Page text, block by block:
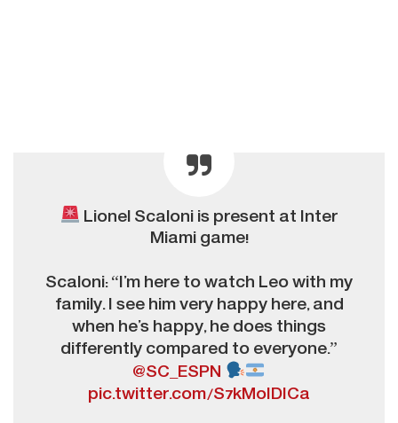
Lionel Scaloni is present at Inter
Miami game!
Scaloni: “I’m here to watch Leo with my
family. I see him very happy here, and
when he’s happy, he does things
differently compared to everyone.”
@SC_ESPN
pic.twitter.com/S7kMoIDICa